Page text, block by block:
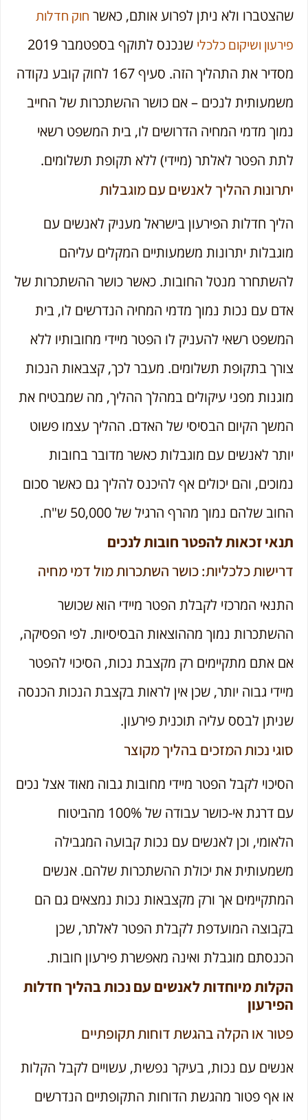
שהצטברו ולא ניתן לפרוע אותם, כאשר חוק חדלות
פירעון ושיקום כלכלי
שנכנס לתוקף בספטמבר 2019
מסדיר את התהליך הזה. סעיף 167 לחוק קובע נקודה
משמעותית לנכים – אם כושר ההשתכרות של החייב
נמוך מדמי המחיה הדרושים לו, בית המשפט רשאי
לתת הפטר לאלתר (מיידי) ללא תקופת תשלומים.
יתרונות ההליך לאנשים עם מוגבלות
הליך חדלות הפירעון בישראל מעניק לאנשים עם
מוגבלות יתרונות משמעותיים המקלים עליהם
להשתחרר מנטל החובות. כאשר כושר ההשתכרות של
אדם עם נכות נמוך מדמי המחיה הנדרשים לו, בית
המשפט רשאי להעניק לו הפטר מיידי מחובותיו ללא
צורך בתקופת תשלומים. מעבר לכך, קצבאות הנכות
מוגנות מפני עיקולים במהלך ההליך, מה שמבטיח את
המשך הקיום הבסיסי של האדם. ההליך עצמו פשוט
יותר לאנשים עם מוגבלות כאשר מדובר בחובות
נמוכים, והם יכולים אף להיכנס להליך גם כאשר סכום
החוב שלהם נמוך מהרף הרגיל של 50,000 ש"ח.
תנאי זכאות להפטר חובות לנכים
דרישות כלכליות: כושר השתכרות מול דמי מחיה
התנאי המרכזי לקבלת הפטר מיידי הוא שכושר
ההשתכרות נמוך מההוצאות הבסיסיות. לפי הפסיקה,
אם אתם מתקיימים רק מקצבת נכות, הסיכוי להפטר
מיידי גבוה יותר, שכן אין לראות בקצבת הנכות הכנסה
שניתן לבסס עליה תוכנית פירעון.
סוגי נכות המזכים בהליך מקוצר
הסיכוי לקבל הפטר מיידי מחובות גבוה מאוד אצל נכים
עם דרגת אי-כושר עבודה של 100% מהביטוח
הלאומי, וכן לאנשים עם נכות קבועה המגבילה
משמעותית את יכולת ההשתכרות שלהם. אנשים
המתקיימים אך ורק מקצבאות נכות נמצאים גם הם
בקבוצה המועדפת לקבלת הפטר לאלתר, שכן
הכנסתם מוגבלת ואינה מאפשרת פירעון חובות.
הקלות מיוחדות לאנשים עם נכות בהליך חדלות
הפירעון
פטור או הקלה בהגשת דוחות תקופתיים
אנשים עם נכות, בעיקר נפשית, עשויים לקבל הקלות
או אף פטור מהגשת הדוחות התקופתיים הנדרשים